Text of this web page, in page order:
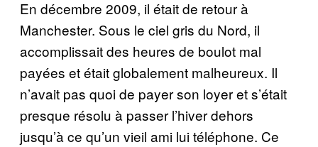
En décembre 2009, il était de retour à
Manchester. Sous le ciel gris du Nord, il
accomplissait des heures de boulot mal
payées et était globalement malheureux. Il
n’avait pas quoi de payer son loyer et s’était
presque résolu à passer l’hiver dehors
jusqu’à ce qu’un vieil ami lui téléphone. Ce